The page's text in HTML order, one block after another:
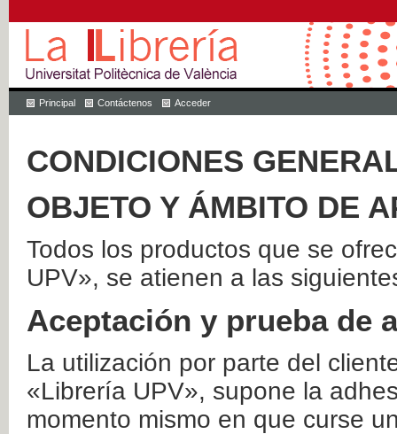
Principal Contáctenos Acceder
CONDICIONES
OBJETO Y ÁMBITO DE
Todos los productos que se
UPV», se atienen a las
Aceptación y prueba de
La utilización por parte del
«Librería UPV», supone la
momento mismo en que curse